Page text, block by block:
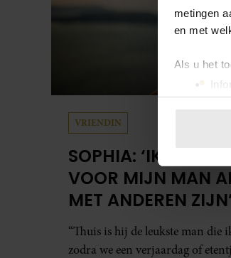
metingen
en met
Als u het
Uw
We
media,
verstrekt
onze
VRIENDIN
SOPHIA: ‘IK
VOOR MIJN MAN
MET ANDEREN
“Thuis is hij de leukste man die
zodra we een verjaardag of